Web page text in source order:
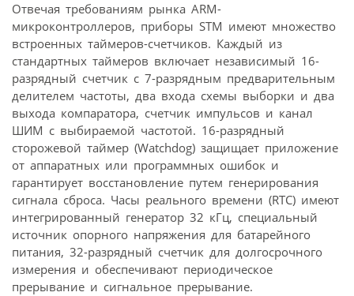
Отвечая требованиям рынка ARM-
микроконтроллеров, приборы STM имеют множество
встроенных таймеров-счетчиков. Каждый из
стандартных таймеров включает независимый 16-
разрядный счетчик с 7-разрядным предварительным
делителем частоты, два входа схемы выборки и два
выхода компаратора, счетчик импульсов и канал
ШИМ с выбираемой частотой. 16-разрядный
сторожевой таймер (Watchdog) защищает приложение
от аппаратных или программных ошибок и
гарантирует восстановление путем генерирования
сигнала сброса. Часы реального времени (RTC) имеют
интегрированный генератор 32 кГц, специальный
источник опорного напряжения для батарейного
питания, 32-разрядный счетчик для долгосрочного
измерения и обеспечивают периодическое
прерывание и сигнальное прерывание.